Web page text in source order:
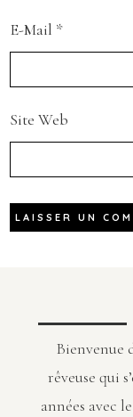
E-Mail *
Site Web
Bienvenue
rêveuse qui
années avec